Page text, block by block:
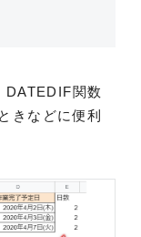
DATEDIF関数
きなどに便利